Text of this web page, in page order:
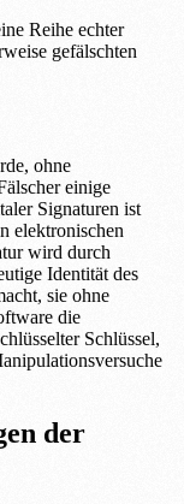
Reihe echter
gefälschten
ohne
einige
Signaturen ist
elektronischen
wird durch
Identität des
sie ohne
die
Schlüssel,
der